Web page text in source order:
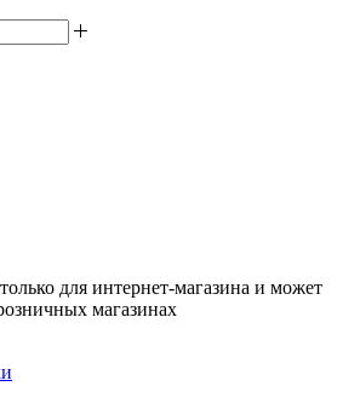
для интернет-магазина и может
магазинах